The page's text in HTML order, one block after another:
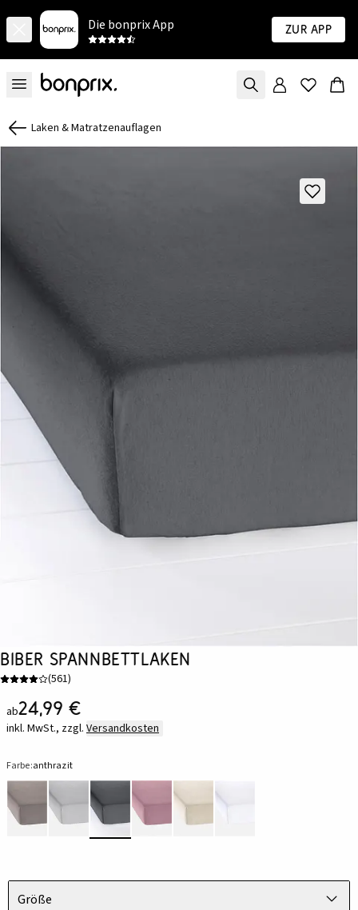
Die bonprix App Zur App
Laken & Matratzenauflagen
Biber Spannbettlaken
(561)
ab24,99 €
inkl. MwSt., zzgl. Versandkosten
Farbe:anthrazit
Größe